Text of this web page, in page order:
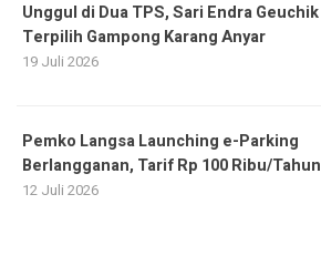
Unggul di Dua TPS, Sari Endra Geuchik
Terpilih Gampong Karang Anyar
19 Juli 2026
Pemko Langsa Launching e-Parking
Berlangganan, Tarif Rp 100 Ribu/Tahun
12 Juli 2026